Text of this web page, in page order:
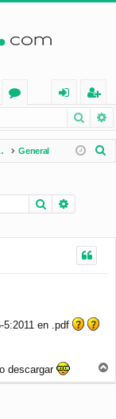
os
nt
ifi
rs
e
eg
ist
ra
General
r
Buscar
5:2011 en .pdf
descargar
r